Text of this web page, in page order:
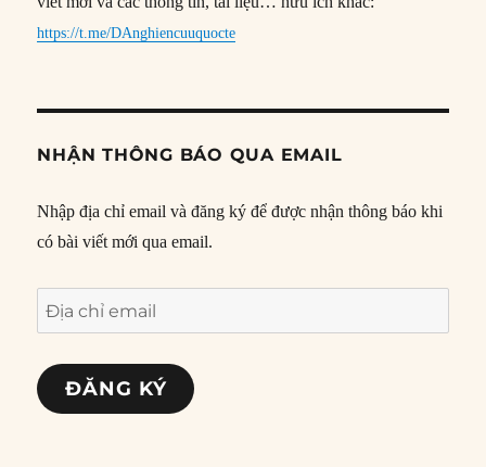
https://t.me/DAnghiencuuquocte
NHẬN THÔNG BÁO QUA EMAIL
Nhập địa chỉ email và đăng ký để được nhận thông báo khi
có bài viết mới qua email.
Địa
chỉ
email
ĐĂNG KÝ